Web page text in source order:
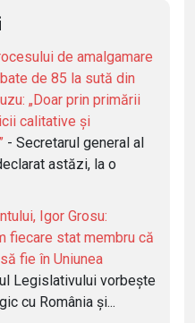
de amalgamare
de 85 la sută din
„Doar prin primării
calitative și
- Secretarul general al
astăzi, la o
Igor Grosu:
fiecare stat membru că
fie în Uniunea
Legislativului vorbește
cu România și...